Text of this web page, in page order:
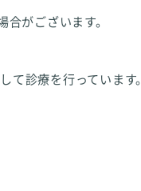
がございます。
診療を行っています。